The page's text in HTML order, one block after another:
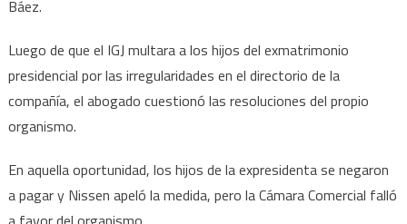
Báez.
Luego de que el IGJ multara a los hijos del exmatrimonio
presidencial por las irregularidades en el directorio de la
compañía, el abogado cuestionó las resoluciones del propio
organismo.
En aquella oportunidad, los hijos de la expresidenta se negaron
a pagar y Nissen apeló la medida, pero la Cámara Comercial falló